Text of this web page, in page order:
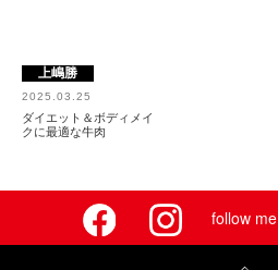
上嶋勝
2025.03.25
ダイエット＆ボディメイ
クに最適な牛肉
follow me